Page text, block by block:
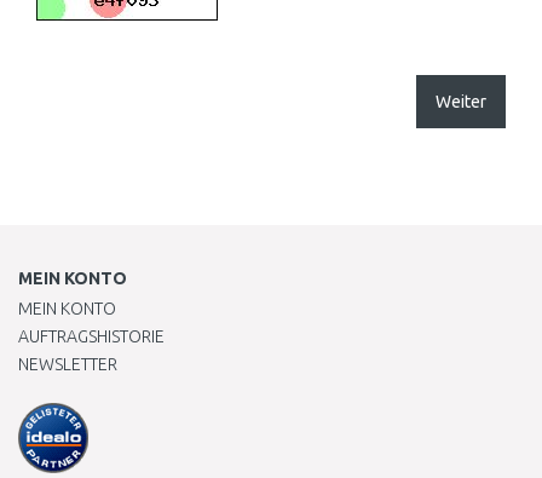
Weiter
MEIN KONTO
MEIN KONTO
AUFTRAGSHISTORIE
NEWSLETTER